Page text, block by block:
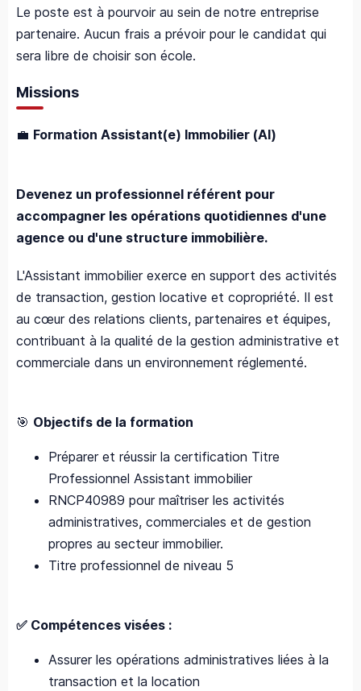
Le poste est à pourvoir au sein de notre entreprise
partenaire. Aucun frais a prévoir pour le candidat qui
sera libre de choisir son école.
Missions
💼 Formation Assistant(e) Immobilier (AI)
Devenez un professionnel référent pour
accompagner les opérations quotidiennes d'une
agence ou d'une structure immobilière.
L'Assistant immobilier exerce en support des activités
de transaction, gestion locative et copropriété. Il est
au cœur des relations clients, partenaires et équipes,
contribuant à la qualité de la gestion administrative et
commerciale dans un environnement réglementé.
🎯 Objectifs de la formation
Préparer et réussir la certification Titre
Professionnel Assistant immobilier
RNCP40989 pour maîtriser les activités
administratives, commerciales et de gestion
propres au secteur immobilier.
Titre professionnel de niveau 5
✅ Compétences visées :
Assurer les opérations administratives liées à la
transaction et la location